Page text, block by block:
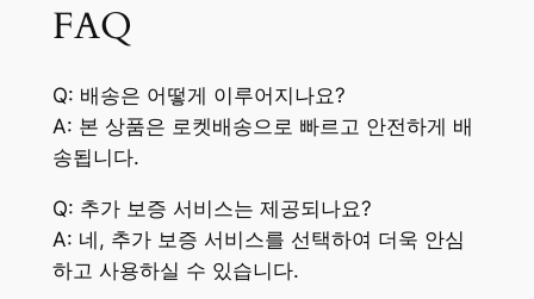
FAQ
Q: 배송은 어떻게 이루어지나요?
A: 본 상품은 로켓배송으로 빠르고 안전하게 배
송됩니다.
Q: 추가 보증 서비스는 제공되나요?
A: 네, 추가 보증 서비스를 선택하여 더욱 안심
하고 사용하실 수 있습니다.